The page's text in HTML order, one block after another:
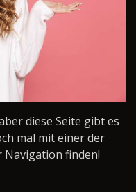
diese Seite gibt es
mal mit einer der
Navigation finden!